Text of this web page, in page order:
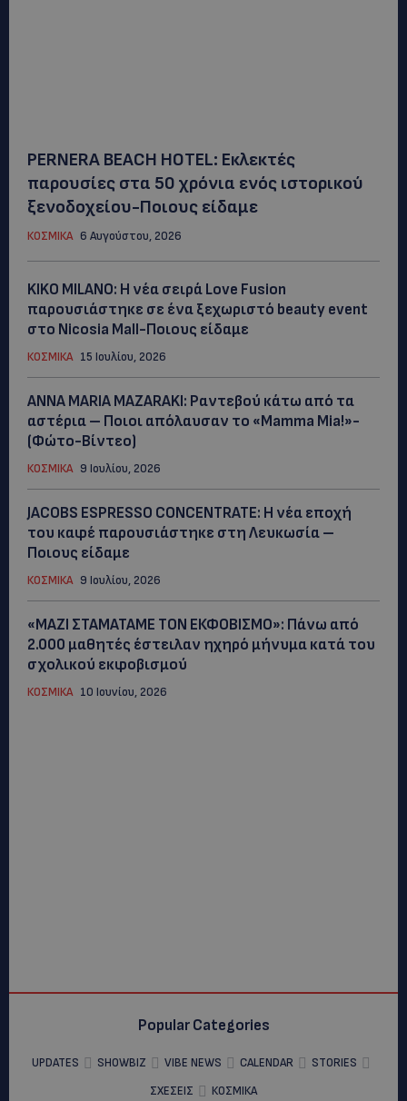
PERNERA BEACH HOTEL: Εκλεκτές
παρουσίες στα 50 χρόνια ενός ιστορικού
ξενοδοχείου-Ποιους είδαμε
ΚΟΣΜΙΚΑ 6 Αυγούστου, 2026
KIKO MILANO: Η νέα σειρά Love Fusion
παρουσιάστηκε σε ένα ξεχωριστό beauty event
στο Nicosia Mall-Ποιους είδαμε
ΚΟΣΜΙΚΑ 15 Ιουλίου, 2026
ANNA MARIA MAZARAKI: Ραντεβού κάτω από τα
αστέρια – Ποιοι απόλαυσαν το «Mamma Mia!»-
(Φώτο-Βίντεο)
ΚΟΣΜΙΚΑ 9 Ιουλίου, 2026
JACOBS ESPRESSO CONCENTRATE: Η νέα εποχή
του καφέ παρουσιάστηκε στη Λευκωσία –
Ποιους είδαμε
ΚΟΣΜΙΚΑ 9 Ιουλίου, 2026
«ΜΑΖΙ ΣΤΑΜΑΤΑΜΕ ΤΟΝ ΕΚΦΟΒΙΣΜΟ»: Πάνω από
2.000 μαθητές έστειλαν ηχηρό μήνυμα κατά του
σχολικού εκφοβισμού
ΚΟΣΜΙΚΑ 10 Ιουνίου, 2026
Popular Categories
UPDATES SHOWBIZ VIBE NEWS CALENDAR
STORIES
ΣΧΕΣΕΙΣ
ΚΟΣΜΙΚΑ